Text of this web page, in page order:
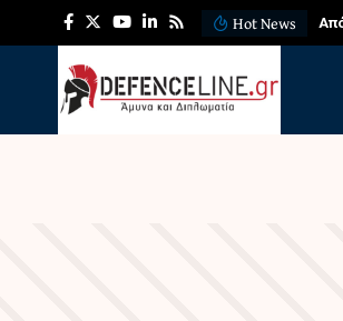
Hot News